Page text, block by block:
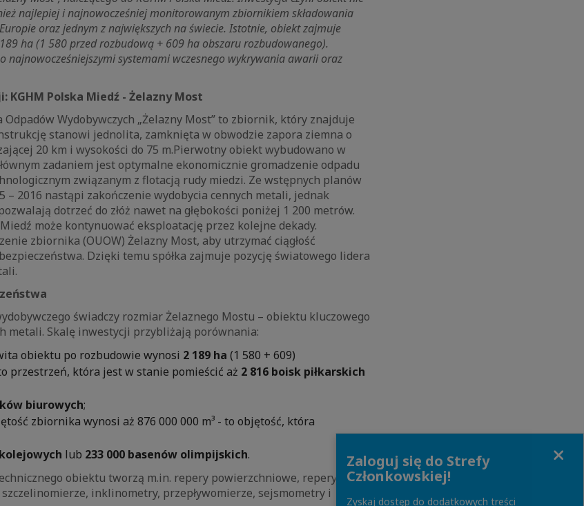
najlepiej i najnowocześniej monitorowanym zbiornikiem składowania
oraz jednym z największych na świecie. Istotnie, obiekt zajmuje
ha (1 580 przed rozbudową + 609 ha obszaru rozbudowanego).
najnowocześniejszymi systemami wczesnego wykrywania awarii oraz
Polska Miedź - Żelazny Most
Wydobywczych „Żelazny Most” to zbiornik, który znajduje
stanowi jednolita, zamknięta w obwodzie zapora ziemna o
20 km i wysokości do 75 m.Pierwotny obiekt wybudowano w
zadaniem jest optymalne ekonomicznie gromadzenie odpadu
związanym z flotacją rudy miedzi. Ze wstępnych planów
– 2016 nastąpi zakończenie wydobycia cennych metali, jednak
dotrzeć do złóż nawet na głębokości poniżej 1 200 metrów.
może kontynuować eksploatację przez kolejne dekady.
zbiornika (OUOW) Żelazny Most, aby utrzymać ciągłość
Dzięki temu spółka zajmuje pozycję światowego lidera
świadczy rozmiar Żelaznego Mostu – obiektu kluczowego
metali. Skalę inwestycji przybliżają porównania:
obiektu po rozbudowie wynosi 2 189 ha (1 580 + 609)
przestrzeń, która jest w stanie pomieścić aż 2 816 boisk piłkarskich
biurowych;
zbiornika wynosi aż 876 000 000 m³ - to objętość, która
lub 233 000 basenów olimpijskich.
obiektu tworzą m.in. repery powierzchniowe, repery
inklinometry, przepływomierze, sejsmometry i
Zaloguj się do Strefy
Członkowskiej!
Zyskaj dostęp do dodatkowych treści